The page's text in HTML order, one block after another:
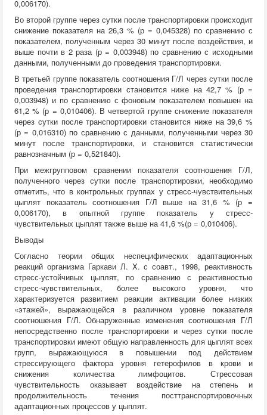
0,006170).
Во второй группе через сутки после транспортировки происходит
снижение показателя на 26,3 % (р = 0,045328) по сравнению с
показателем, полученным через 30 минут после воздействия, и
выше почти в 2 раза (р = 0,003948) по сравнению с исходными
данными, полученными до проведения транспортировки.
В третьей группе показатель соотношения Г/Л через сутки после
проведения транспортировки становится ниже на 42,7 % (р =
0,003948) и по сравнению с фоновым показателем повышен на
61,2 % (р = 0,010406). В четвертой группе снижение показателя
через сутки после транспортировки становится ниже на 39,6 %
(р = 0,016310) по сравнению с данными, полученными через 30
минут после транспортировки, и становится статистически
равнозначным (р = 0,521840).
При межгрупповом сравнении показателя соотношения Г/Л,
полученного через сутки после транспортировки, необходимо
отметить, что в контрольных группах у стресс-чувствительных
цыплят показатель соотношения Г/Л выше на 31,6 % (р =
0,006170), в опытной группе показатель у стресс-
чувствительных цыплят также выше на 41,6 %(р = 0,010406).
Выводы
Согласно теории общих неспецифических адаптационных
реакций организма Гаркави Л. X. с соавт., 1998, реактивность
стресс-устойчивых цыплят, по сравнению с реактивностью
стресс-чувствительных, более высокого уровня, что
характеризуется развитием реакции активации более низких
«этажей», выражающейся в различном уровне показателя
соотношения Г/Л. Обнаруженные изменения соотношения Г/Л
непосредственно после транспортировки и через сутки после
транспортировки имеют общую направленность для цыплят всех
групп, выражающуюся в повышении под действием
стрессирующего фактора уровня гетерофилов в крови и
снижения количества лимфоцитов. Стрессовая
чувствительность оказывает воздействие на степень и
продолжительность течения посттранспортировочных
адаптационных процессов у цыплят.